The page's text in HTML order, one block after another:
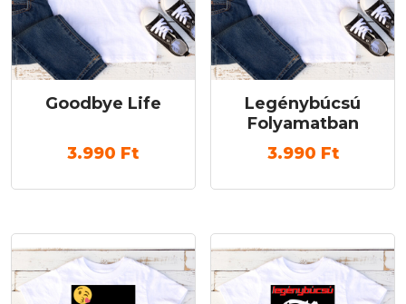
Goodbye Life
3.990 Ft
Legénybúcsú
Folyamatban
3.990 Ft